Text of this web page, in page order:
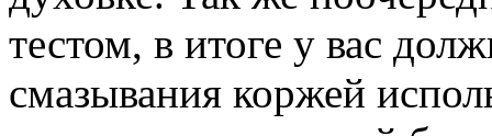
тестом, в итоге у вас
смазывания коржей